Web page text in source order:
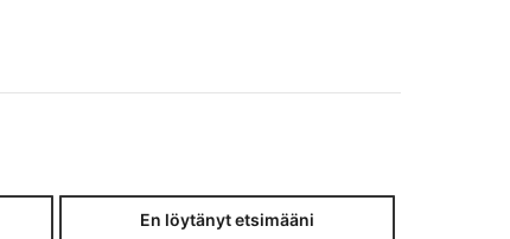
En löytänyt etsimääni